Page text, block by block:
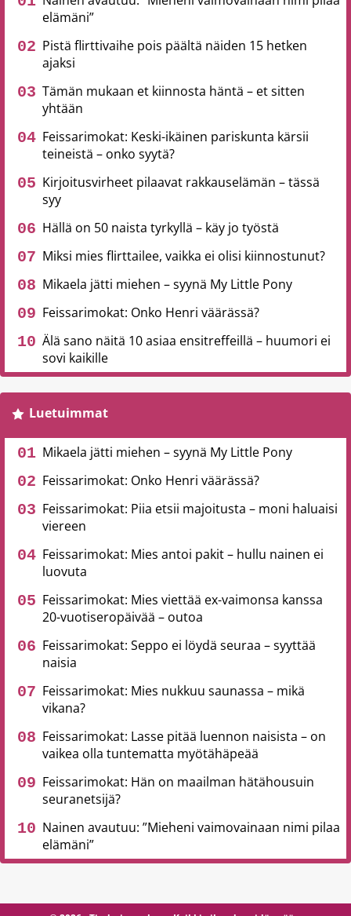
elämäni”
Pistä flirttivaihe pois päältä näiden 15 hetken
ajaksi
Tämän mukaan et kiinnosta häntä – et sitten
yhtään
Feissarimokat: Keski-ikäinen pariskunta kärsii
teineistä – onko syytä?
Kirjoitusvirheet pilaavat rakkauselämän – tässä
syy
Hällä on 50 naista tyrkyllä – käy jo työstä
Miksi mies flirttailee, vaikka ei olisi kiinnostunut?
Mikaela jätti miehen – syynä My Little Pony
Feissarimokat: Onko Henri väärässä?
Älä sano näitä 10 asiaa ensitreffeillä – huumori ei
sovi kaikille
Luetuimmat
Mikaela jätti miehen – syynä My Little Pony
Feissarimokat: Onko Henri väärässä?
Feissarimokat: Piia etsii majoitusta – moni haluaisi
viereen
Feissarimokat: Mies antoi pakit – hullu nainen ei
luovuta
Feissarimokat: Mies viettää ex-vaimonsa kanssa
20-vuotiseropäivää – outoa
Feissarimokat: Seppo ei löydä seuraa – syyttää
naisia
Feissarimokat: Mies nukkuu saunassa – mikä
vikana?
Feissarimokat: Lasse pitää luennon naisista – on
vaikea olla tuntematta myötähäpeää
Feissarimokat: Hän on maailman hätähousuin
seuranetsijä?
Nainen avautuu: ”Mieheni vaimovainaan nimi pilaa
elämäni”